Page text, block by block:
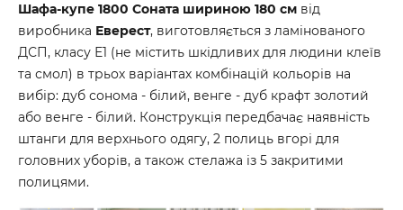
Шафа-купе 1800 Соната шириною 180 см від
виробника Еверест, виготовляється з ламінованого
ДСП, класу Е1 (не містить шкідливих для людини клеїв
та смол) в трьох варіантах комбінацій кольорів на
вибір: дуб сонома - білий, венге - дуб крафт золотий
або венге - білий. Конструкція передбачає наявність
штанги для верхнього одягу, 2 полиць вгорі для
головних уборів, а також стелажа із 5 закритими
полицями.